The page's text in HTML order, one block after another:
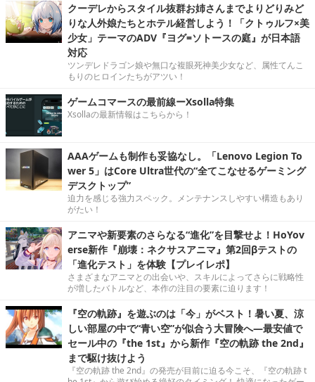
クーデレからスタイル抜群お姉さんまでよりどりみど
りな人外娘たちとホテル経営しよう！「クトゥルフ×美
少女」テーマのADV『ヨグ=ソトースの庭』が日本語
対応
ツンデレドラゴン娘や無口な複眼死神美少女など、属性てんこ
もりのヒロインたちがアツい！
ゲームコマースの最前線ーXsolla特集
Xsollaの最新情報はこちらから！
AAAゲームも制作も妥協なし。「Lenovo Legion To
wer 5」はCore Ultra世代の“全てこなせるゲーミング
デスクトップ”
迫力を感じる強力スペック。メンテナンスしやすい構造もあり
がたい！
アニマや新要素のさらなる“進化”を目撃せよ！HoYov
erse新作『崩壊：ネクサスアニマ』第2回βテストの
「進化テスト」を体験【プレイレポ】
さまざまなアニマとの出会いや、スキルによってさらに戦略性
が増したバトルなど、本作の注目の要素に迫ります！
『空の軌跡』を遊ぶのは「今」がベスト！暑い夏、涼
しい部屋の中で“青い空”が似合う大冒険へ―最安値で
セール中の『the 1st』から新作『空の軌跡 the 2nd』
まで駆け抜けよう
『空の軌跡 the 2nd』の発売が目前に迫る今こそ、『空の軌跡 t